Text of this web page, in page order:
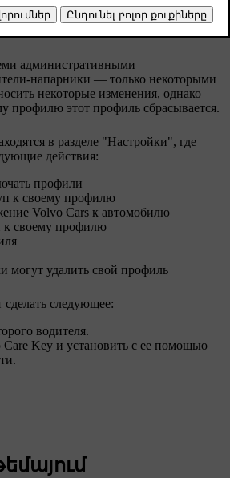
профили (не более пяти ) для
административными
напарники — только некоторыми
некоторые изменения, однако
профилю этот профиль сбрасывается.
в разделе "Настройки", где
действия:
профили
к своему профилю
Volvo Cars к автомобилю
к своему профилю
могут удалить свой профиль
следующее:
водителя.
Key и установить с ее помощью